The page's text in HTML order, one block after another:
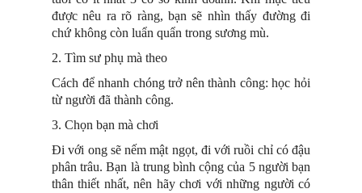
được nêu ra rõ ràng, bạn sẽ nhìn thấy đường đi
chứ không còn luẩn quẩn trong sương mù.
2. Tìm sư phụ mà theo
Cách để nhanh chóng trở nên thành công: học hỏi
từ người đã thành công.
3. Chọn bạn mà chơi
Đi với ong sẽ nếm mật ngọt, đi với ruồi chỉ có đậu
phân trâu. Bạn là trung bình cộng của 5 người bạn
thân thiết nhất, nên hãy chơi với những người có